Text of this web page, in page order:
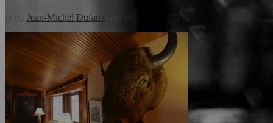
by Jean-Michel Dufaux